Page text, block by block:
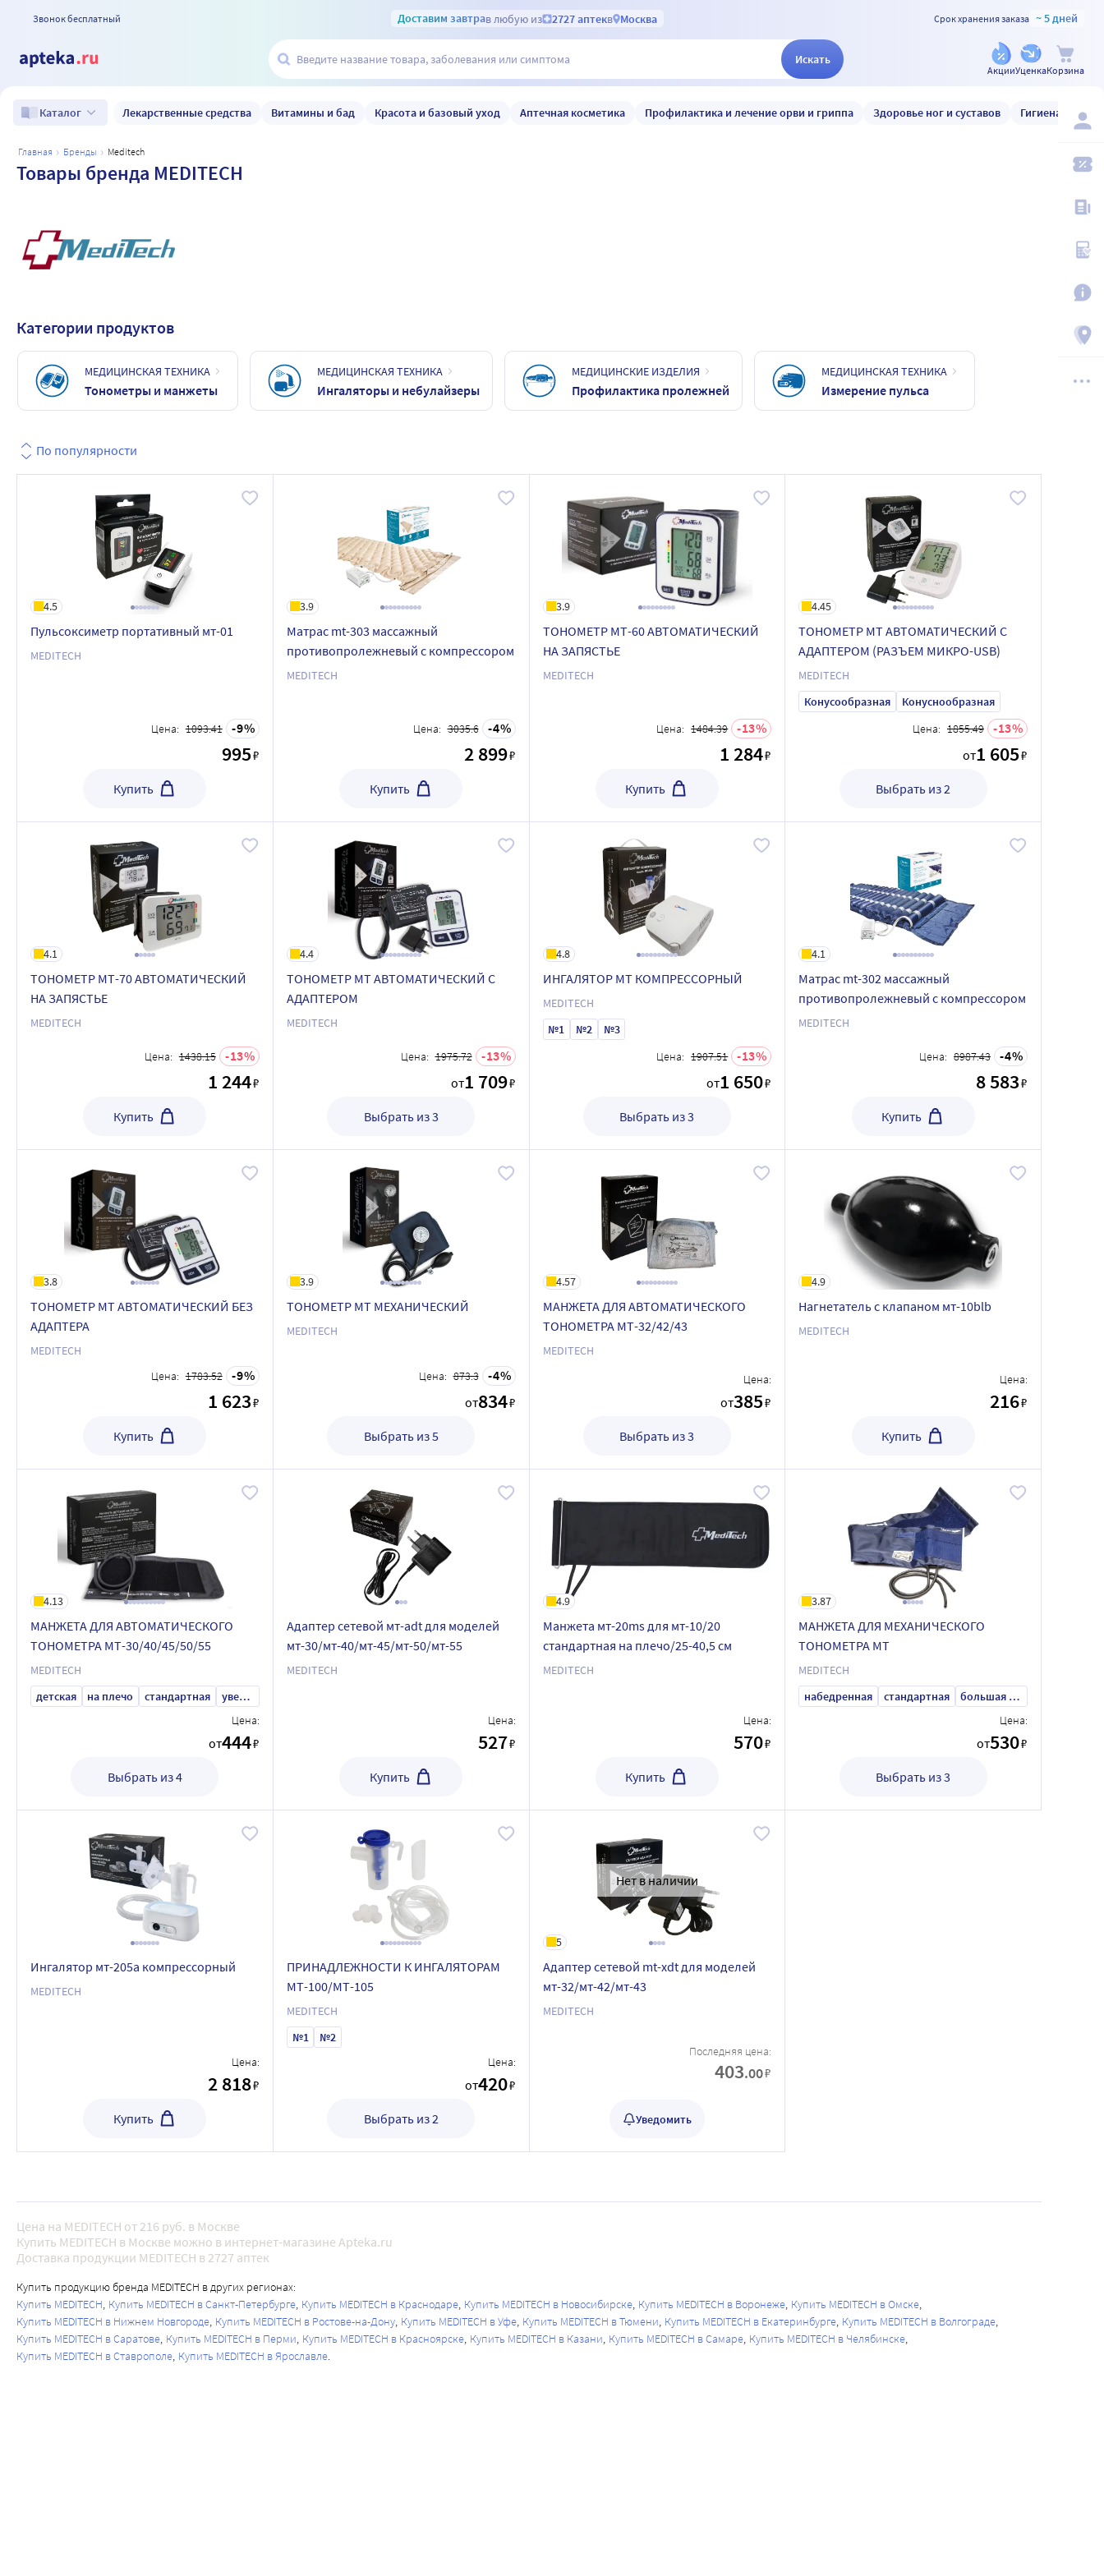
Звонок бесплатный Доставим завтрав любую из 2727 аптекв Москва Срок хранения заказа ~ 5 дней
Искать
АкцииУценкаКорзина
Каталог Лекарственные средства Витамины и бад Красота и базовый уход Аптечная косметика Профилактика и лечение орви и гриппа Здоровье ног и суставов Гигиена и уход
главная бренды meditech
Товары бренда MEDITECH
Категории продуктов
МЕДИЦИНСКАЯ ТЕХНИКА
Тонометры и манжеты
МЕДИЦИНСКАЯ ТЕХНИКА
Ингаляторы и небулайзеры
МЕДИЦИНСКИЕ ИЗДЕЛИЯ
Профилактика пролежней
МЕДИЦИНСКАЯ ТЕХНИКА
Измерение пульса
По популярности
4.5
Пульсоксиметр портативный мт-01
MEDITECH
Цена: 1093.41 9
995₽
Купить
3.9
Матрас mt-303 массажный
противопролежневый с компрессором
MEDITECH
Цена: 3035.6 4
2 899₽
Купить
3.9
ТОНОМЕТР МТ-60 АВТОМАТИЧЕСКИЙ
НА ЗАПЯСТЬЕ
MEDITECH
Цена: 1484.39 13
1 284₽
Купить
4.45
ТОНОМЕТР МТ АВТОМАТИЧЕСКИЙ С
АДАПТЕРОМ (РАЗЪЕМ МИКРО-USB)
MEDITECH
Конусообразная
Конуснообразная
Цена: 1855.49
13
от1 605₽
Выбрать из 2
4.1
ТОНОМЕТР МТ-70 АВТОМАТИЧЕСКИЙ
НА ЗАПЯСТЬЕ
MEDITECH
Цена: 1438.15 13
1 244₽
Купить
4.4
ТОНОМЕТР МТ АВТОМАТИЧЕСКИЙ С
АДАПТЕРОМ
MEDITECH
Цена: 1975.72
13
от1 709₽
Выбрать из 3
4.8
ИНГАЛЯТОР МТ КОМПРЕССОРНЫЙ
MEDITECH
№1
№2
№3
Цена: 1907.51
13
от1 650₽
Выбрать из 3
4.1
Матрас mt-302 массажный
противопролежневый с компрессором
MEDITECH
Цена: 8987.43 4
8 583₽
Купить
3.8
ТОНОМЕТР МТ АВТОМАТИЧЕСКИЙ БЕЗ
АДАПТЕРА
MEDITECH
Цена: 1783.52 9
1 623₽
Купить
3.9
ТОНОМЕТР МТ МЕХАНИЧЕСКИЙ
MEDITECH
Цена: 873.3
4
от834₽
Выбрать из 5
4.57
МАНЖЕТА ДЛЯ АВТОМАТИЧЕСКОГО
ТОНОМЕТРА МТ-32/42/43
MEDITECH
Цена:
от385₽
Выбрать из 3
4.9
Нагнетатель с клапаном мт-10blb
MEDITECH
Цена:
216₽
Купить
4.13
МАНЖЕТА ДЛЯ АВТОМАТИЧЕСКОГО
ТОНОМЕТРА МТ-30/40/45/50/55
MEDITECH
детская
на плечо стандартная
увеличенная
Цена:
от444₽
Выбрать из 4
Адаптер сетевой мт-adt для моделей
мт-30/мт-40/мт-45/мт-50/мт-55
MEDITECH
Цена:
527₽
Купить
4.9
Манжета мт-20ms для мт-10/20
стандартная на плечо/25-40,5 см
MEDITECH
Цена:
570₽
Купить
3.87
МАНЖЕТА ДЛЯ МЕХАНИЧЕСКОГО
ТОНОМЕТРА МТ
MEDITECH
набедренная
стандартная
большая для взрослых
Цена:
от530₽
Выбрать из 3
Ингалятор мт-205a компрессорный
MEDITECH
Цена:
2 818₽
Купить
ПРИНАДЛЕЖНОСТИ К ИНГАЛЯТОРАМ
МТ-100/МТ-105
MEDITECH
№1
№2
Цена:
от420₽
Выбрать из 2
Нет в наличии
5
Адаптер сетевой mt-xdt для моделей
мт-32/мт-42/мт-43
MEDITECH
Последняя цена:
403.00₽
Уведомить
Цена на MEDITECH от 216 руб. в Москве
Купить MEDITECH в Москве можно в интернет-магазине Apteka.ru
Доставка продукции MEDITECH в 2727 аптек
Купить продукцию бренда MEDITECH в других регионах:
Купить MEDITECH Купить MEDITECH в Санкт-Петербурге Купить MEDITECH в Краснодаре Купить MEDITECH в Новосибирске Купить MEDITECH в Воронеже Купить MEDITECH в Омске
Купить MEDITECH в Нижнем Новгороде Купить MEDITECH в Ростове-на-Дону Купить MEDITECH в Уфе Купить MEDITECH в Тюмени Купить MEDITECH в Екатеринбурге Купить MEDITECH в Волгограде
Купить MEDITECH в Саратове Купить MEDITECH в Перми Купить MEDITECH в Красноярске Купить MEDITECH в Казани Купить MEDITECH в Самаре Купить MEDITECH в Челябинске
Купить MEDITECH в Ставрополе Купить MEDITECH в Ярославле